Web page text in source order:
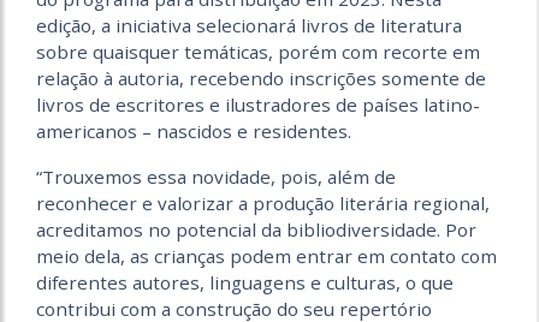
edição, a iniciativa selecionará livros de literatura
sobre quaisquer temáticas, porém com recorte em
relação à autoria, recebendo inscrições somente de
livros de escritores e ilustradores de países latino-
americanos – nascidos e residentes.
“Trouxemos essa novidade, pois, além de
reconhecer e valorizar a produção literária regional,
acreditamos no potencial da bibliodiversidade. Por
meio dela, as crianças podem entrar em contato com
diferentes autores, linguagens e culturas, o que
contribui com a construção do seu repertório